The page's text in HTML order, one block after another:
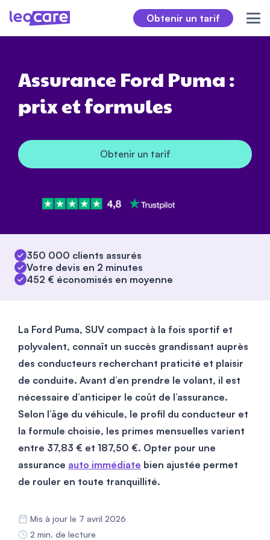
Obtenir un tarif
Assurance Ford Puma :
prix et formules
Obtenir un tarif
350 000 clients assurés
Votre devis en 2 minutes
452 € économisés en moyenne
La Ford Puma, SUV compact à la fois sportif et
polyvalent, connaît un succès grandissant auprès
des conducteurs recherchant praticité et plaisir
de conduite. Avant d’en prendre le volant, il est
nécessaire d’anticiper le coût de l’assurance.
Selon l’âge du véhicule, le profil du conducteur et
la formule choisie, les primes mensuelles varient
entre 37,83 € et 187,50 €. Opter pour une
assurance auto immédiate bien ajustée permet
de rouler en toute tranquillité.
Mis à jour le 7 avril 2026
2 min. de lecture